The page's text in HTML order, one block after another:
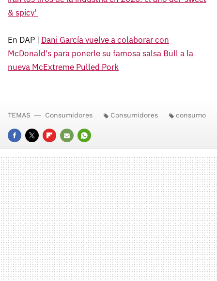
& spicy'
En DAP | Dani García vuelve a colaborar con
McDonald's para ponerle su famosa salsa Bull a la
nueva McExtreme Pulled Pork
FACEBOOK
TWITTERFLIPBOARD
E-
MAIL
WHATSAPP
TEMAS Consumidores Consumidores consumo